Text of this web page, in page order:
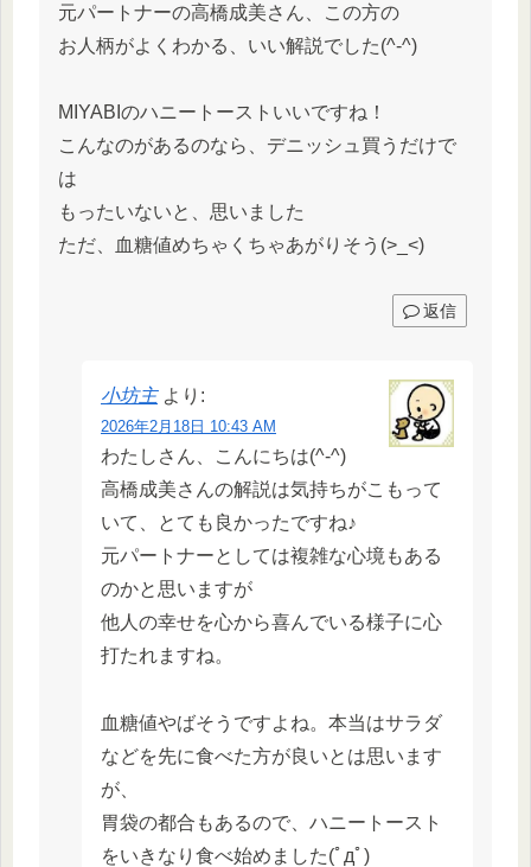
元パートナーの高橋成美さん、この方の
お人柄がよくわかる、いい解説でした(^-^)
MIYABIのハニートーストいいですね！
こんなのがあるのなら、デニッシュ買うだけで
は
もったいないと、思いました
ただ、血糖値めちゃくちゃあがりそう(>_<)
返信
小坊主 より:
2026年2月18日 10:43 AM
わたしさん、こんにちは(^-^)
高橋成美さんの解説は気持ちがこもって
いて、とても良かったですね♪
元パートナーとしては複雑な心境もある
のかと思いますが
他人の幸せを心から喜んでいる様子に心
打たれますね。
血糖値やばそうですよね。本当はサラダ
などを先に食べた方が良いとは思います
が、
胃袋の都合もあるので、ハニートースト
をいきなり食べ始めました(ﾟдﾟ)